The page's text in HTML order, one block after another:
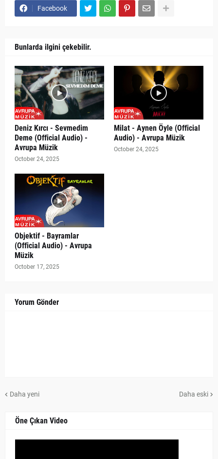
Facebook
Bunlarda ilgini çekebilir.
Deniz Kırcı - Sevmedim
Deme (Official Audio) -
Avrupa Müzik
October 24, 2025
Milat - Aynen Öyle (Official
Audio) - Avrupa Müzik
October 24, 2025
Objektif - Bayramlar
(Official Audio) - Avrupa
Müzik
October 17, 2025
Yorum Gönder
Daha yeni Daha eski
Öne Çıkan Video